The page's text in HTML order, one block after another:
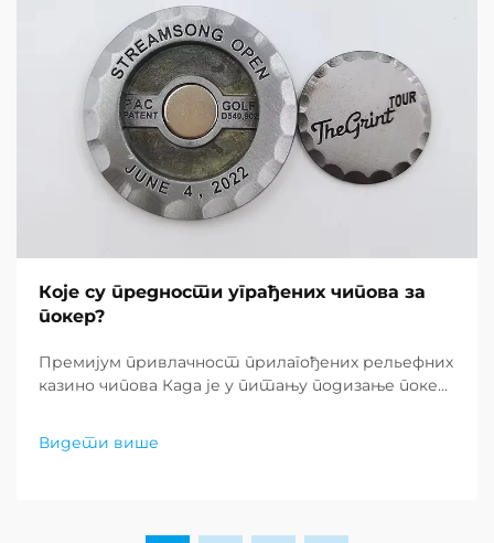
Које су предности уграђених чипова за
покер?
Премијум привлачност прилагођених рельефних
казино чипова Када је у питању подизање покер
представљају врхунац производње казино
Видети више